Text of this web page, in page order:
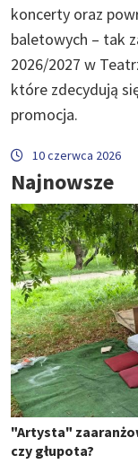
koncerty oraz
baletowych – tak
2026/2027 w
które zdecydują
promocja.
10 czerwca 2026
Najnowsze
"Artysta"
czy głupota?